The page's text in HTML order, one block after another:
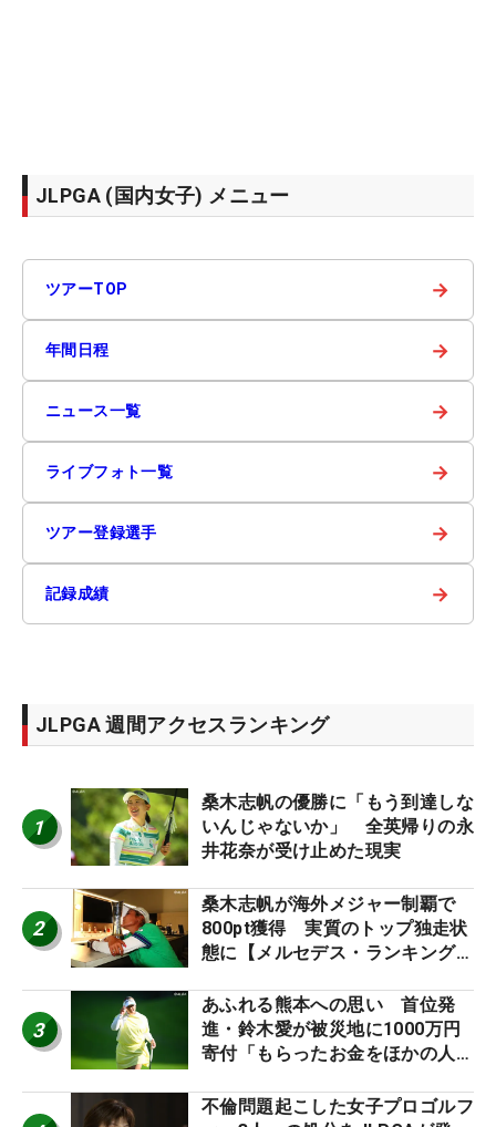
JLPGA (国内女子) メニュー
ツアーTOP →
年間日程 →
ニュース一覧 →
ライブフォト一覧 →
ツアー登録選手 →
記録成績 →
JLPGA 週間アクセスランキング
1
桑木志帆の優勝に「もう到達しな
いんじゃないか」 全英帰りの永
井花奈が受け止めた現実
2
桑木志帆が海外メジャー制覇で
800pt獲得 実質のトップ独走状
態に【メルセデス・ランキング番
3
あふれる熊本への思い 首位発
進・鈴木愛が被災地に1000万円
寄付「もらったお金をほかの人
不倫問題起こした女子プロゴルフ